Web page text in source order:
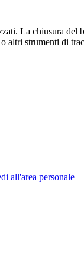
La chiusura
altri strumenti di
all'area personale